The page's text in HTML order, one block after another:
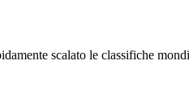
scalato le classifiche